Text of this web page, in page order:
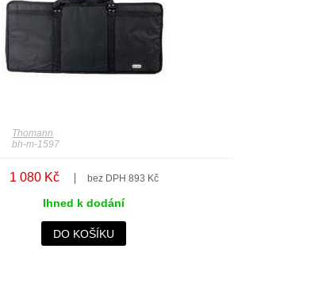
Thomann
bh-m-1597
1 080 Kč bez DPH 893 Kč
Ihned k dodání
DO KOŠÍKU